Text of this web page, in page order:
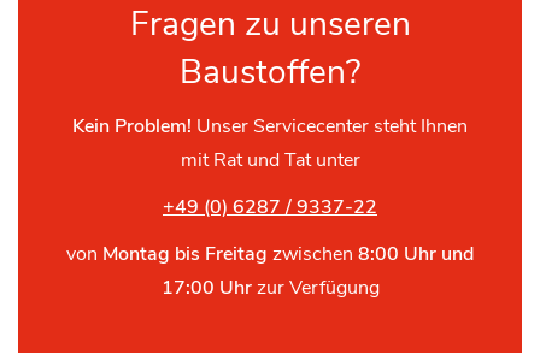
Fragen zu unseren
Baustoffen?
Kein Problem! Unser Servicecenter steht Ihnen
mit Rat und Tat unter
+49 (0) 6287 / 9337-22
von Montag bis Freitag zwischen 8:00 Uhr und
17:00 Uhrzur Verfügung